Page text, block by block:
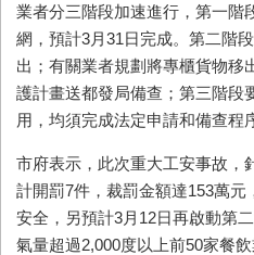
業者分三階段加速進行，第一階
網，預計3月31日完成。第二階
出；有關業者規劃將專櫃貨物移
護計畫送都發局備查；第三階段
用，均須完成法定申請和備查程
市府表示，此次重大工安事故，
計開罰7件，裁罰金額達153萬
安全，另預計3月12日再啟動第
氣量超過2,000度以上前50家餐